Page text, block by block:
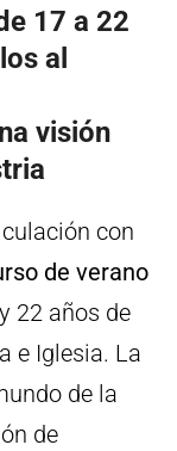
17 a 22
al
visión
con
de verano
22 años de
e Iglesia. La
de la
de